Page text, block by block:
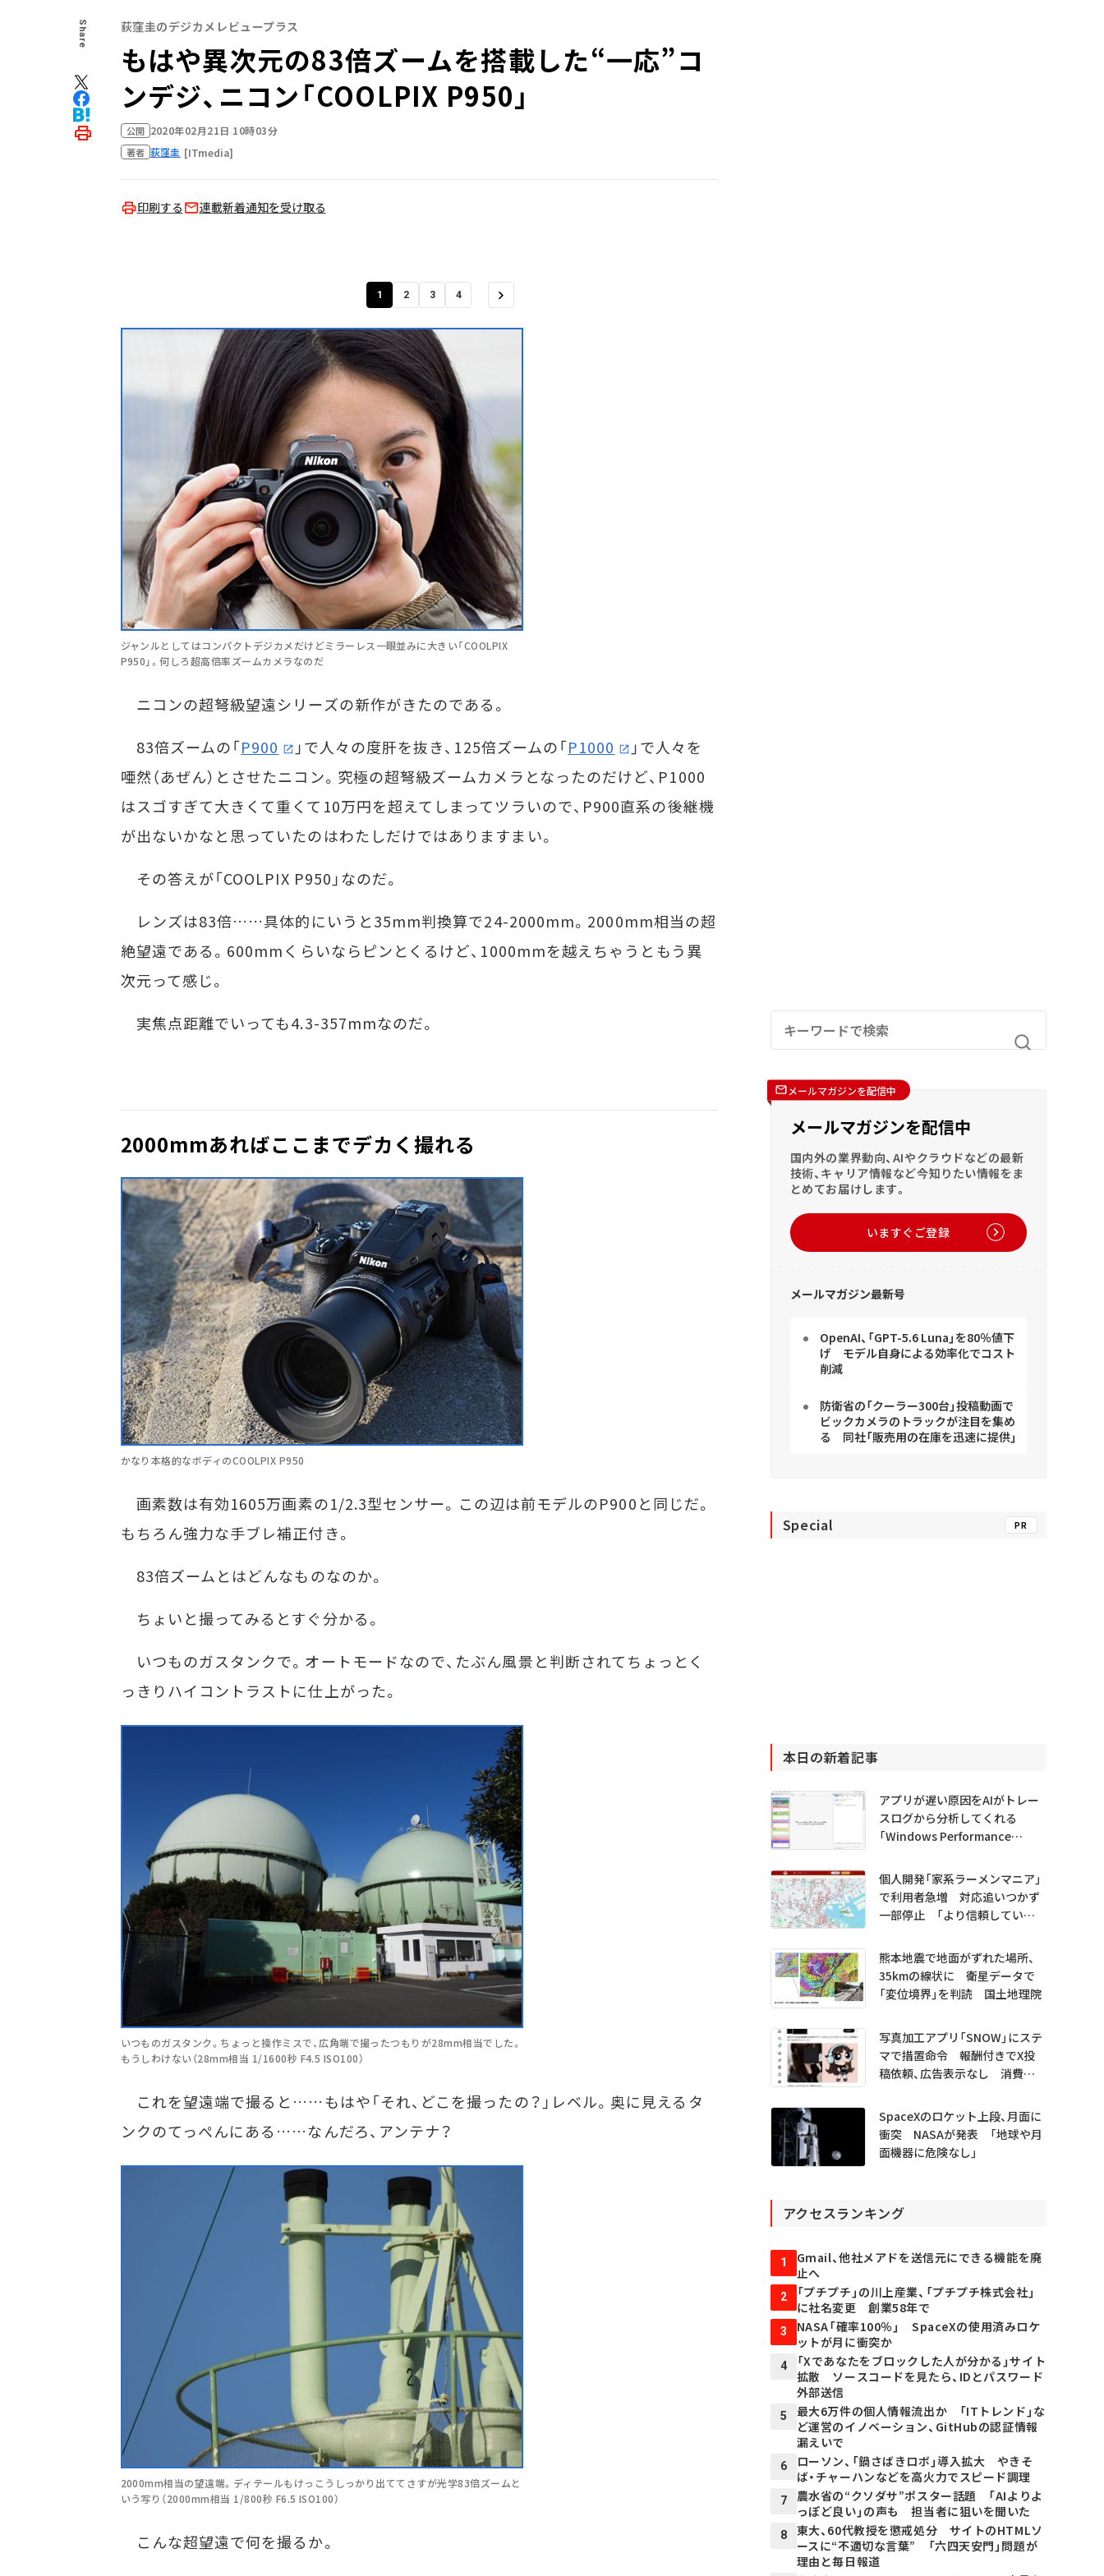
Share 荻窪圭のデジカメレビュープラス
もはや異次元の83倍ズームを搭載した“一応”コ
ンデジ、ニコン「COOLPIX P950」
公開 2020年02月21日 10時03分
著者 荻窪圭 [ITmedia]
印刷する 連載新着通知を受け取る
1 2 3 4
ジャンルとしてはコンパクトデジカメだけどミラーレス一眼並みに大きい「COOLPIX
P950」。何しろ超高倍率ズームカメラなのだ
ニコンの超弩級望遠シリーズの新作がきたのである。
83倍ズームの「P900 」で人々の度肝を抜き、125倍ズームの「P1000
」で人々を
唖然（あぜん）とさせたニコン。究極の超弩級ズームカメラとなったのだけど、P1000
はスゴすぎて大きくて重くて10万円を超えてしまってツラいので、P900直系の後継機
が出ないかなと思っていたのはわたしだけではありますまい。
その答えが「COOLPIX P950」なのだ。
レンズは83倍……具体的にいうと35mm判換算で24-2000mm。2000mm相当の超
絶望遠である。600mmくらいならピンとくるけど、1000mmを越えちゃうともう異
次元って感じ。
実焦点距離でいっても4.3-357mmなのだ。
2000mmあればここまでデカく撮れる
かなり本格的なボディのCOOLPIX P950
画素数は有効1605万画素の1/2.3型センサー。この辺は前モデルのP900と同じだ。
もちろん強力な手ブレ補正付き。
83倍ズームとはどんなものなのか。
ちょいと撮ってみるとすぐ分かる。
いつものガスタンクで。オートモードなので、たぶん風景と判断されてちょっとく
っきりハイコントラストに仕上がった。
いつものガスタンク。ちょっと操作ミスで、広角端で撮ったつもりが28mm相当でした。
もうしわけない（28mm相当 1/1600秒 F4.5 ISO100）
これを望遠端で撮ると……もはや「それ、どこを撮ったの？」レベル。奥に見えるタ
ンクのてっぺんにある……なんだろ、アンテナ？
2000mm相当の望遠端。ディテールもけっこうしっかり出ててさすが光学83倍ズームと
いう写り（2000mm相当 1/800秒 F6.5 ISO100）
こんな超望遠で何を撮るか。
メールマガジンを配信中
メールマガジンを配信中
国内外の業界動向、AIやクラウドなどの最新
技術、キャリア情報など今知りたい情報をま
とめてお届けします。
いますぐご登録
メールマガジン最新号
OpenAI、「GPT-5.6 Luna」を80％値下
げ モデル自身による効率化でコスト
削減
防衛省の「クーラー300台」投稿動画で
ビックカメラのトラックが注目を集め
る 同社「販売用の在庫を迅速に提供」
Special PR
本日の新着記事
アプリが遅い原因をAIがトレー
スログから分析してくれる
「Windows Performance
プレビュー公開
個人開発「家系ラーメンマニア」
で利用者急増 対応追いつかず
一部停止 「より信頼していた
熊本地震で地面がずれた場所、
35kmの線状に 衛星データで
「変位境界」を判読 国土地理院
写真加工アプリ「SNOW」にステ
マで措置命令 報酬付きでX投
稿依頼、広告表示なし 消費者
SpaceXのロケット上段、月面に
衝突 NASAが発表 「地球や月
面機器に危険なし」
アクセスランキング
1
Gmail、他社メアドを送信元にできる機能を廃
止へ
2
「プチプチ」の川上産業、「プチプチ株式会社」
に社名変更 創業58年で
3
NASA「確率100％」 SpaceXの使用済みロケ
ットが月に衝突か
4
「Xであなたをブロックした人が分かる」サイト
拡散 ソースコードを見たら、IDとパスワード
外部送信
5
最大6万件の個人情報流出か 「ITトレンド」な
ど運営のイノベーション、GitHubの認証情報
漏えいで
6
ローソン、「鍋さばきロボ」導入拡大 やきそ
ば・チャーハンなどを高火力でスピード調理
7
農水省の“クソダサ”ポスター話題 「AIよりよ
っぽど良い」の声も 担当者に狙いを聞いた
8
東大、60代教授を懲戒処分 サイトのHTMLソ
ースに“不適切な言葉” 「六四天安門」問題が
理由と毎日報道